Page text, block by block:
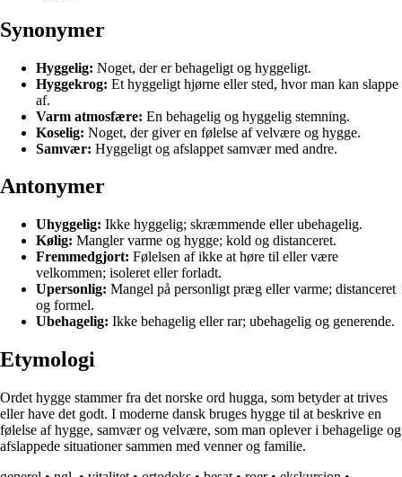
Synonymer
Hyggelig: Noget, der er behageligt og hyggeligt.
Hyggekrog: Et hyggeligt hjørne eller sted, hvor man kan slappe
af.
Varm atmosfære: En behagelig og hyggelig stemning.
Koselig: Noget, der giver en følelse af velvære og hygge.
Samvær: Hyggeligt og afslappet samvær med andre.
Antonymer
Uhyggelig: Ikke hyggelig; skræmmende eller ubehagelig.
Kølig: Mangler varme og hygge; kold og distanceret.
Fremmedgjort: Følelsen af ikke at høre til eller være
velkommen; isoleret eller forladt.
Upersonlig: Mangel på personligt præg eller varme; distanceret
og formel.
Ubehagelig: Ikke behagelig eller rar; ubehagelig og generende.
Etymologi
Ordet hygge stammer fra det norske ord hugga, som betyder at trives
eller have det godt. I moderne dansk bruges hygge til at beskrive en
følelse af hygge, samvær og velvære, som man oplever i behagelige og
afslappede situationer sammen med venner og familie.